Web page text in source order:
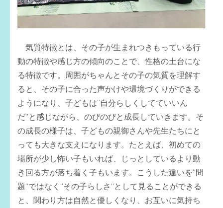
気質特徴とは、その子が生まれつきもっている行
動の特徴や感じ方の傾向のことで、性格の土台にな
る特徴です。周囲がちゃんとその子の気質を理解す
ると、その子に合った声かけや環境づくりができる
ようになり、子どもは“自分らしくしてていいん
だ”と感じながら、のびのびと成長していきます。そ
の成長の様子は、子どもの親御さんや先生たちにと
っても大きな支えになります。たとえば、初めての
場所が少し怖い子もいれば、じっとしているより動
き回る方が落ち着く子もいます。こうした違いを“問
題”ではなく“その子らしさ”として見ることができる
と、関わり方は自然と優しくなり、お互いに気持ち